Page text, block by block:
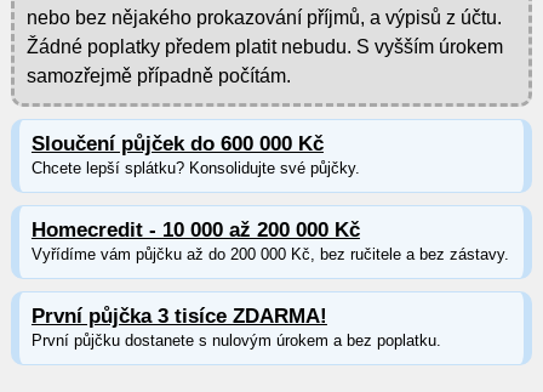
nebo bez nějakého prokazování příjmů, a výpisů z účtu.
Žádné poplatky předem platit nebudu. S vyšším úrokem
samozřejmě případně počítám.
Sloučení půjček do 600 000 Kč
Chcete lepší splátku? Konsolidujte své půjčky.
Homecredit - 10 000 až 200 000 Kč
Vyřídíme vám půjčku až do 200 000 Kč, bez ručitele a bez zástavy.
První půjčka 3 tisíce ZDARMA!
První půjčku dostanete s nulovým úrokem a bez poplatku.